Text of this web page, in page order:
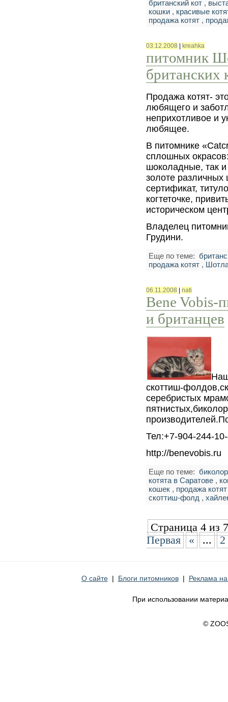
британский кот ,
кошки , красивые
продажа котят ,
03.12.2008 kreahka
питомник
британских
Продажа котят-
любящего и
неприхотливое и
любящее.
В питомнике
сплошных
шоколадные, так
золоте различных
сертификат,
когтеточке,
историческом
Владелец
Грудини.
Еще по теме:
продажа котят ,
06.11.2008 |nati
Bene Vobis-
и британцев
скоттиш-
серебристых
Тел:+7-904-244-
http://benevobis.ru
Еще по теме:
котята в Саратове ,
кошек , продажа котят
скоттиш-фолд ,
Страница 4 из
Первая
« ... 2
О сайте| Блоги питомников| Реклама
При использовании
©